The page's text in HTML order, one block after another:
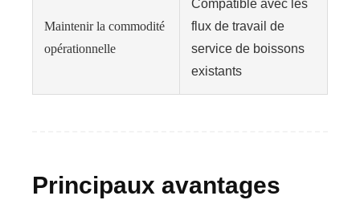
Maintenir la commodité
opérationnelle
Compatible avec les
flux de travail de
service de boissons
existants
Principaux avantages